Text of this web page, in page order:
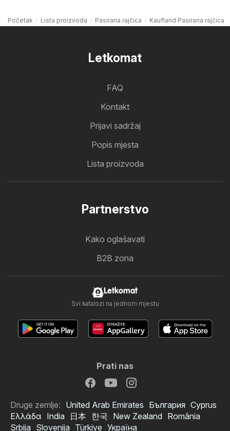
Početak Lista proizvoda Pasirana rajčica Kaufland Pasirana rajčica
Letkomat
FAQ
Kontakt
Prijavi sadržaj
Popis mjesta
Lista proizvoda
Partnerstvo
Kako oglašavati
B2B zona
Letkomat
Svi katalozi na jednom mjestu
Prati nas
Druge zemlje: United Arab Emirates България Cyprus
Ελλάδα India 日本 한국 New Zealand România
Srbija Slovenija Türkiye Україна